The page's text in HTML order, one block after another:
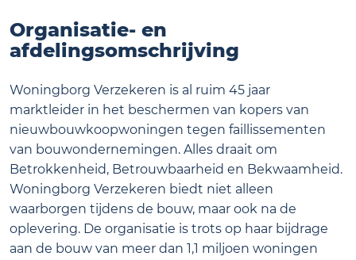
Organisatie- en
afdelingsomschrijving
Woningborg Verzekeren is al ruim 45 jaar
marktleider in het beschermen van kopers van
nieuwbouwkoopwoningen tegen faillissementen
van bouwondernemingen. Alles draait om
Betrokkenheid, Betrouwbaarheid en Bekwaamheid.
Woningborg Verzekeren biedt niet alleen
waarborgen tijdens de bouw, maar ook na de
oplevering. De organisatie is trots op haar bijdrage
aan de bouw van meer dan 1,1 miljoen woningen